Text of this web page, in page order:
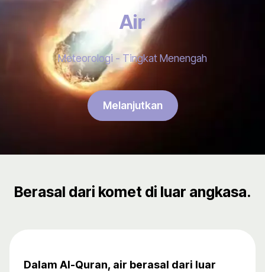
Air
Meteorologi - Tingkat Menengah
Melanjutkan
Berasal dari komet di luar angkasa.
Dalam Al-Quran, air berasal dari luar